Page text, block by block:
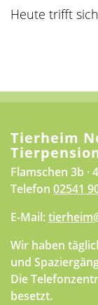
Heute trifft
Tierheim
Flamschen 3b ·
Telefon 02541
E-Mail:
Wir haben
und
Die
besetzt.